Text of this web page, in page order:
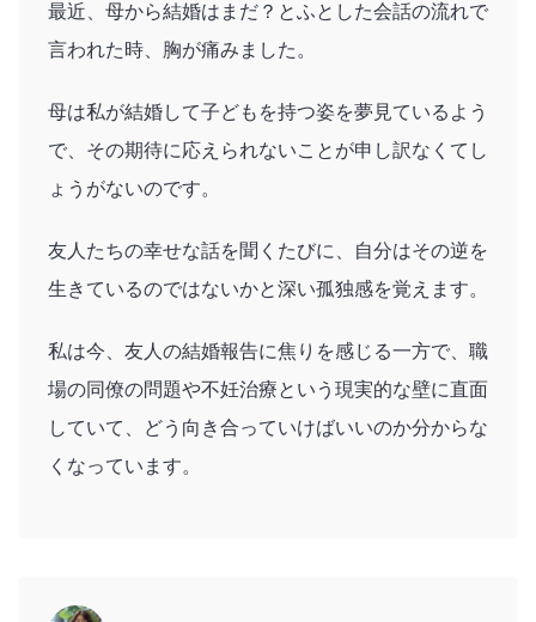
最近、母から結婚はまだ？とふとした会話の流れで
言われた時、胸が痛みました。
母は私が結婚して子どもを持つ姿を夢見ているよう
で、その期待に応えられないことが申し訳なくてし
ょうがないのです。
友人たちの幸せな話を聞くたびに、自分はその逆を
生きているのではないかと深い孤独感を覚えます。
私は今、友人の結婚報告に焦りを感じる一方で、職
場の同僚の問題や不妊治療という現実的な壁に直面
していて、どう向き合っていけばいいのか分からな
くなっています。